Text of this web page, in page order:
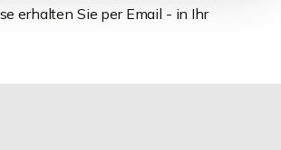
erhalten Sie per Email - in Ihr